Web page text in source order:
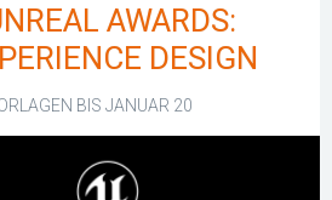
AWARDS:
DESIGN
BIS JANUAR 20